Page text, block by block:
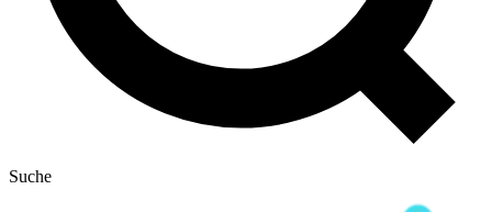
Suche